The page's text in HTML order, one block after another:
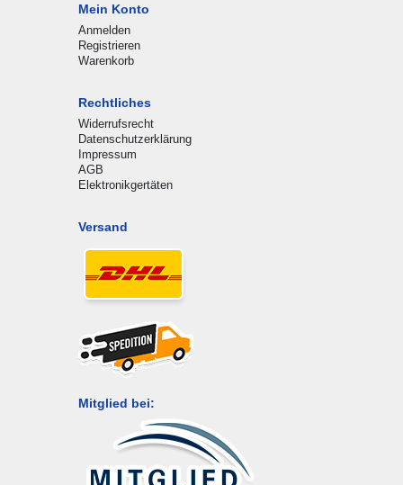
Mein Konto
Anmelden
Registrieren
Warenkorb
Rechtliches
Widerrufsrecht
Datenschutzerklärung
Impressum
AGB
Elektronikgertäten
Versand
Mitglied bei: